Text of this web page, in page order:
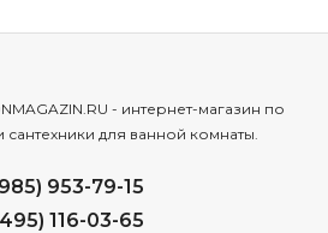
- интернет-магазин по
для ванной комнаты.
953-79-15
116-03-65